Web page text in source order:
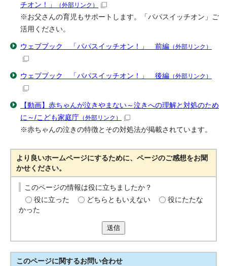
チオン！」
（外部リンク）
※お父さんの育児もサポートします。「パパスイッチオン」ご
活用ください。
ウェブブック 「パパスイッチオン！」 前編 （外部リンク）
ウェブブック 「パパスイッチオン！」 後編 （外部リンク）
【動画】赤ちゃんが泣きやまない～泣きへの理解と対処のため
に～/こども家庭庁 （外部リンク）
※赤ちゃんの泣きの特徴とその対処法が掲載されています。
より良いホームページにするために、ページのご感想をお聞
かせください。
このページの情報は役に立ちましたか？
役に立った
どちらともいえない
役にたたな
かった
送信
このページに関するお問い合わせ